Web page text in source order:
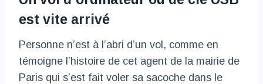
est vite arrivé
Personne n’est à l’abri d’un vol, comme en
témoigne l’histoire de cet agent de la mairie de
Paris qui s’est fait voler sa sacoche dans le